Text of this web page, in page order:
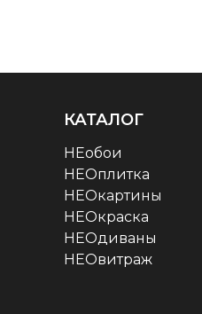
КАТАЛОГ
НЕобои
НЕОплитка
НЕОкартины
НЕОкраска
НЕОдиваны
НЕОвитраж